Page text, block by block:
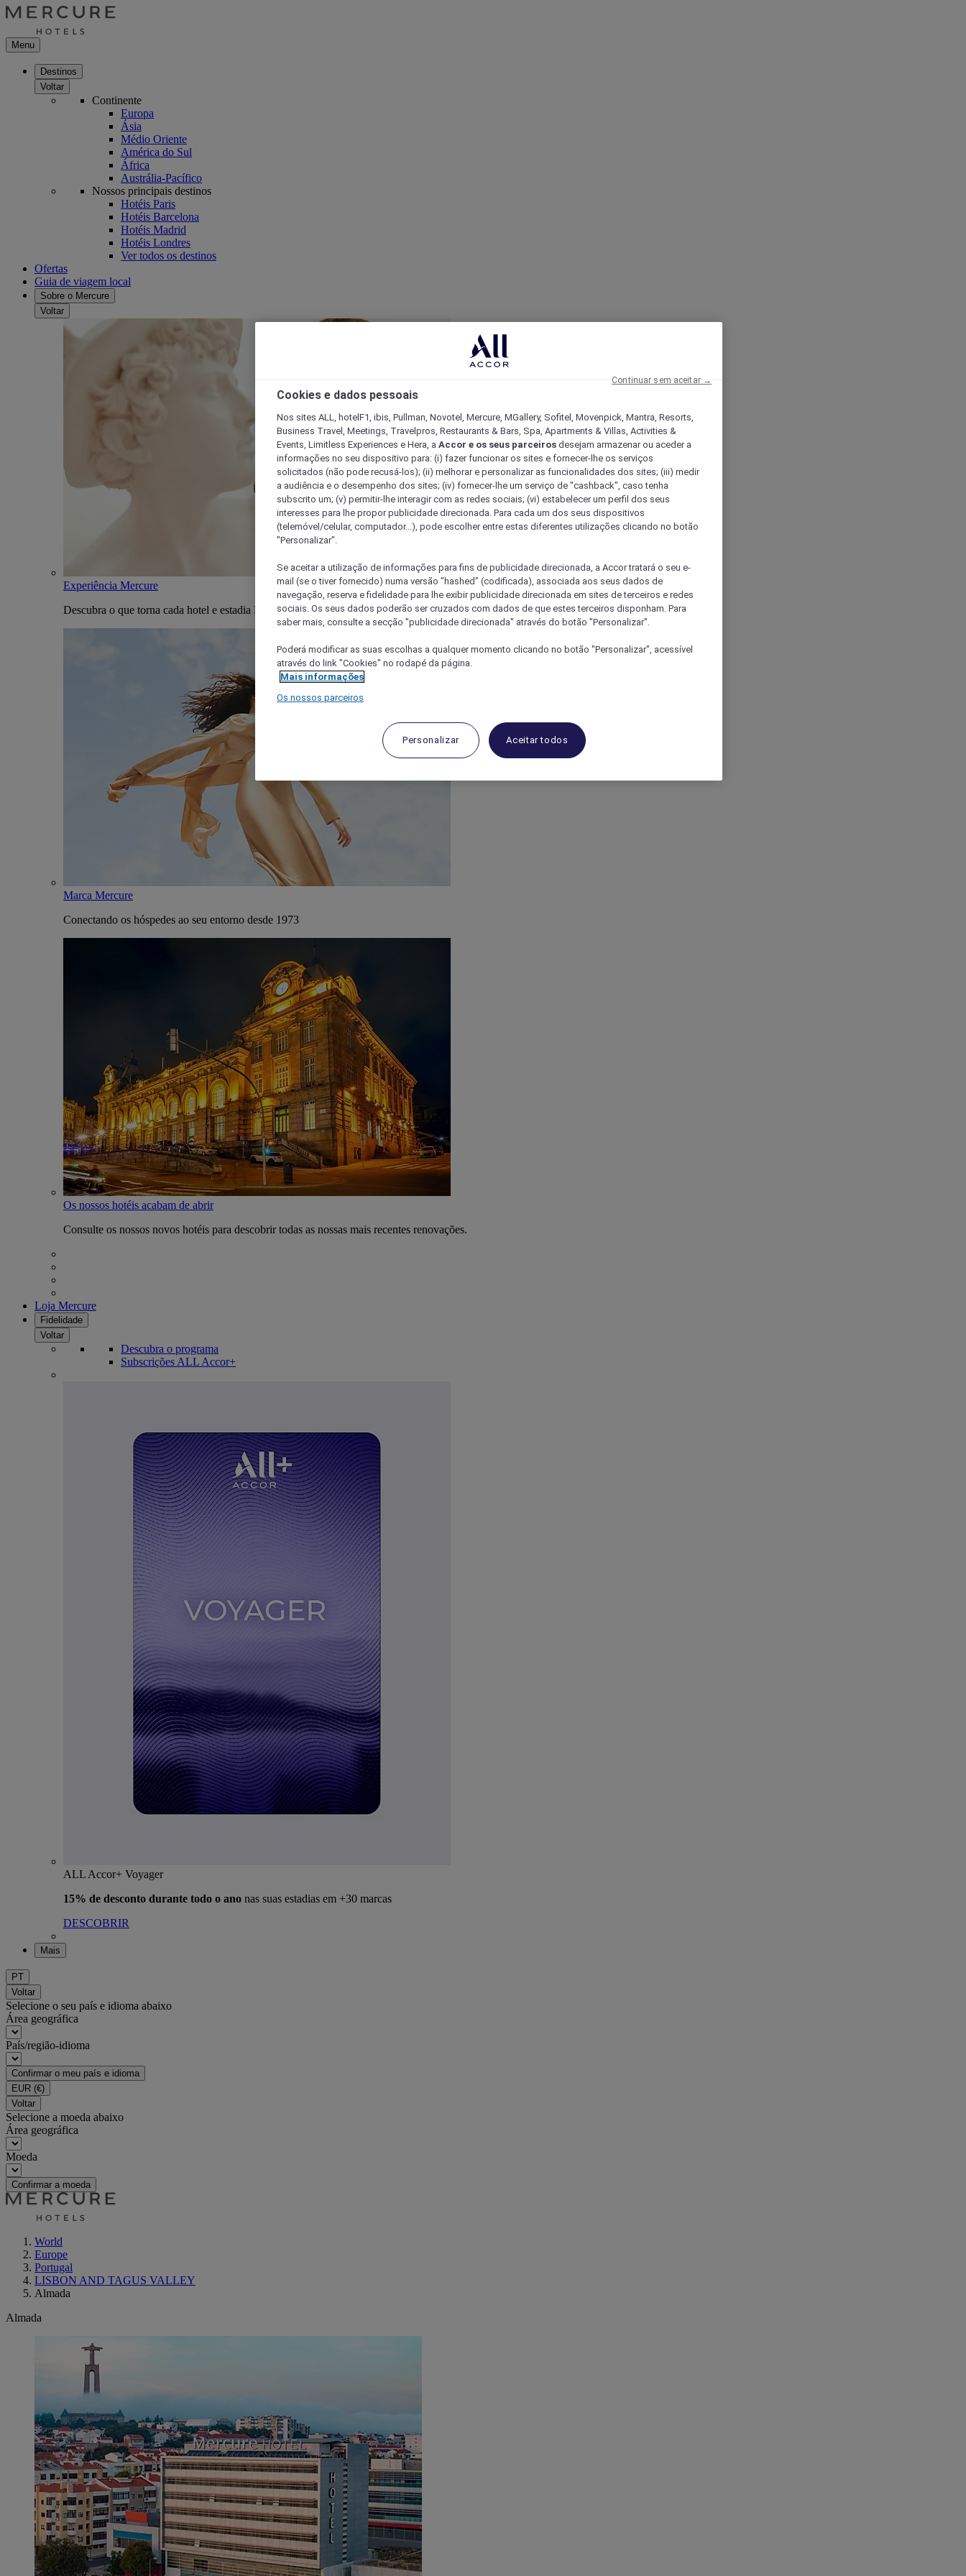
Menu
Destinos
Voltar
Continente
Europa
Ásia
Médio Oriente
América do Sul
África
Austrália-Pacífico
Nossos principais destinos
Hotéis Paris
Hotéis Barcelona
Hotéis Madrid
Hotéis Londres
Ver todos os destinos
Ofertas
Guia de viagem local
Sobre o Mercure
Voltar
Experiência Mercure
Descubra o que torna cada hotel e estadia Mercure única
Marca Mercure
Conectando os hóspedes ao seu entorno desde 1973
Os nossos hotéis acabam de abrir
Consulte os nossos novos hotéis para descobrir todas as nossas mais recentes renovações.
Loja Mercure
Fidelidade
Voltar
Descubra o programa
Subscrições ALL Accor+
ALL Accor+ Voyager
15% de desconto durante todo o ano nas suas estadias em +30 marcas
DESCOBRIR
Mais
PT
Voltar
Selecione o seu país e idioma abaixo
Área geográfica
País/região-idioma
Confirmar o meu país e idioma
EUR (€)
Voltar
Selecione a moeda abaixo
Área geográfica
Moeda
Confirmar a moeda
World
Europe
Portugal
LISBON AND TAGUS VALLEY
Almada
Almada
Cookies e dados pessoais
Nos sites ALL, hotelF1, ibis, Pullman, Novotel, Mercure, MGallery, Sofitel, Movenpick, Mantra, Resorts,
Business Travel, Meetings, Travelpros, Restaurants & Bars, Spa, Apartments & Villas, Activities &
Events, Limitless Experiences e Hera, a Accor e os seus parceiros desejam armazenar ou aceder a
informações no seu dispositivo para: (i) fazer funcionar os sites e fornecer-lhe os serviços
solicitados (não pode recusá-los); (ii) melhorar e personalizar as funcionalidades dos sites; (iii) medir
a audiência e o desempenho dos sites; (iv) fornecer-lhe um serviço de "cashback", caso tenha
subscrito um; (v) permitir-lhe interagir com as redes sociais; (vi) estabelecer um perfil dos seus
interesses para lhe propor publicidade direcionada. Para cada um dos seus dispositivos
(telemóvel/celular, computador...), pode escolher entre estas diferentes utilizações clicando no botão
"Personalizar".
Se aceitar a utilização de informações para fins de publicidade direcionada, a Accor tratará o seu e-
mail (se o tiver fornecido) numa versão "hashed" (codificada), associada aos seus dados de
navegação, reserva e fidelidade para lhe exibir publicidade direcionada em sites de terceiros e redes
sociais. Os seus dados poderão ser cruzados com dados de que estes terceiros disponham. Para
saber mais, consulte a secção "publicidade direcionada" através do botão "Personalizar".
Poderá modificar as suas escolhas a qualquer momento clicando no botão "Personalizar", acessível
através do link "Cookies" no rodapé da página.
Mais informações
Os nossos parceiros
Personalizar Aceitar todos
Continuar sem aceitar →